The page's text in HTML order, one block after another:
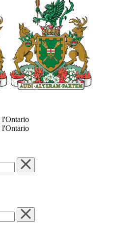
l'Ontario
l'Ontario